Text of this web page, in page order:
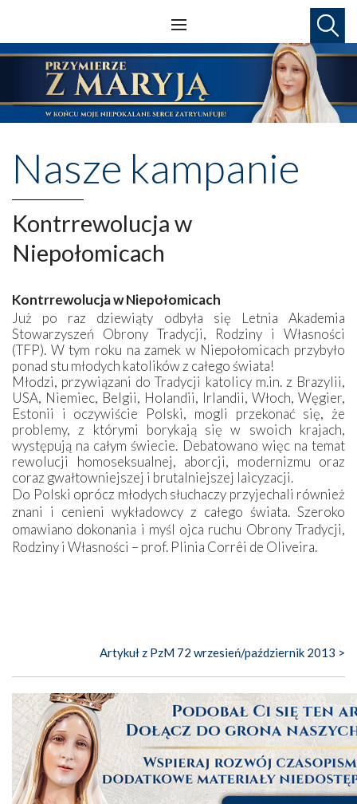
Nasze kampanie
Kontrrewolucja w
Niepołomicach
Kontrrewolucja w Niepołomicach
Już po raz dziewiąty odbyła się Letnia Akademia
Stowarzyszeń Obrony Tradycji, Rodziny i Własności
(TFP). W tym roku na zamek w Niepołomicach przybyło
ponad stu młodych katolików z całego świata!
Młodzi, przywiązani do Tradycji katolicy m.in. z Brazylii,
USA, Niemiec, Belgii, Holandii, Irlandii, Włoch, Węgier,
Estonii i oczywiście Polski, mogli przekonać się, że
problemy, z którymi borykają się w swoich krajach,
występują na całym świecie. Debatowano więc na temat
rewolucji homoseksualnej, aborcji, modernizmu oraz
coraz gwałtowniejszej i brutalniejszej laicyzacji.
Do Polski oprócz młodych słuchaczy przyjechali również
znani i cenieni wykładowcy z całego świata. Szeroko
omawiano dokonania i myśl ojca ruchu Obrony Tradycji,
Rodziny i Własności – prof. Plinia Corrêi de Oliveira.
Artykuł z PzM 72 wrzesień/październik 2013 >